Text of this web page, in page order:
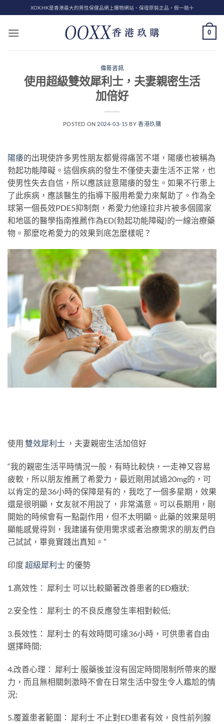
to
content
XOX.HK是香港最大的男性保健品網上購物網站、保證原裝正品，假一賠十
0
偉哥咨訊
使用超級雙效犀利士，夫妻親密生活
加倍好
POSTED ON 2024-03-15 BY香港玖購
陽痿的出現使許多男性朋友都覺得痛苦不堪，陽痿也被稱為
勃起功能障礙。這個疾病的發生不僅使夫妻生活不正常，也
使男性失去自信，所以應該註意陽痿的發生。如果不行患上
了此疾病，應該醫生的指導下服用希愛力來幫助了。作為全
球第一個長效PDE5抑制劑，希愛力他達拉非片被多個國家
和地區的醫學指南推薦作為ED(勃起功能障礙)的一線治療藥
物。那麼吃希愛力的效果到底怎麼樣呢？
使用 雙效犀利士 ，夫妻親密生活加倍好
“我的親密生活平時情況一般，有時比較快，一走神又容易
疲軟，所以朋友推薦了希愛力，最近剛用試過20mg的，可
以肯定的是36小時的保障是有的，我吃了一個多星期，效果
還是很明顯，女友就不用說了，非常滿意。可以長期用，剛
開始的時候會有一點副作用，但不太明顯。此藥的效果是明
顯能感覺得到，我建議有使用需求或者治療需求的朋友們自
己試試，畢竟實踐出真知。”
印度超級犀利士 的優勢
1.高效性： 犀利士 可以比較顯著改善患者的ED癥狀;
2.安全性： 犀利士 的不良反應發生率相對較低;
3.長效性： 犀利士 的有效時間可達36小時，可供患者自由
選擇時間;
4.改善心理： 犀利士 服藥後並沒有固定時間限制所帶來的壓
力，而且無相關刺激時不會在日常生活中發生令人尷尬的情
況;
5.覆蓋患者範圍： 犀利士 不止對ED患者有效，良性前列腺